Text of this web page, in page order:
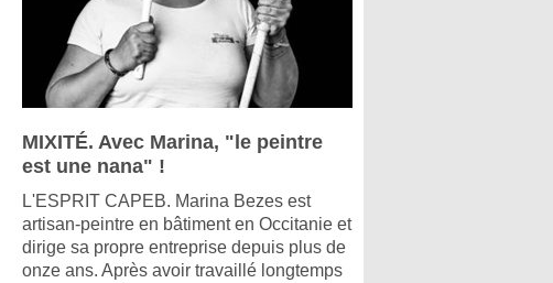
MIXITÉ. Avec Marina, "le peintre
est une nana" !
L'ESPRIT CAPEB. Marina Bezes est
artisan-peintre en bâtiment en Occitanie et
dirige sa propre entreprise depuis plus de
onze ans. Après avoir travaillé longtemps